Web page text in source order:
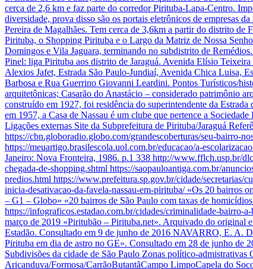
cerca de 2,6 km e faz parte do corredor Pirituba-Lapa-Centro.
diversidade, prova disso são os portais eletrônicos de empresas
Pereira de Magalhães. Tem cerca de 3,6km a partir do distrito
Pirituba, o Shopping Pirituba e o Largo da Matriz de Nossa
Domingos e Vila Jaguara, terminando no subdistrito de
Pinel: liga Pirituba aos distrito de Jaraguá. Avenida Elísio
Alexios Jafet, Estrada São Paulo-Jundiaí, Avenida Chica Luisa,
Barbosa e Rua Guerrino Giovanni Leardini. Pontos Turísticos/
arquitetônicas; Casarão do Anastácio – considerado patrimônio
construído em 1927, foi residência do superintendente da
em 1957, a Casa de Nassau é um clube que pertence a
Ligações externas Site da Subprefeitura de Pirituba/Jaraguá
https://cbn.globoradio.globo.com/grandescoberturas/seu-
https://meuartigo.brasilescola.uol.com.br/educacao/a-
Janeiro: Nova Fronteira, 1986. p.1 338 http://www.fflch.usp.br/
chegada-de-shopping.shtml https://saopauloantiga.com.br/
predios.html https://www.prefeitura.sp.gov.br/cidade/secretarias/
inicia-desativacao-da-favela-nassau-em-pirituba/ «Os 20 bairros
– G1 – Globo» «20 bairros de São Paulo com taxas de
https://infograficos.estadao.com.br/cidades/criminalidade-bairro-
março de 2019 «Piritubão – Pirituba.net». Arquivado do original
Estadão. Consultado em 9 de junho de 2016 NAVARRO, E. A.
Pirituba em dia de astro no GE». Consultado em 28 de junho
Subdivisões da cidade de São Paulo Zonas político-
Aricanduva/Formosa/CarrãoButantãCampo LimpoCapela do